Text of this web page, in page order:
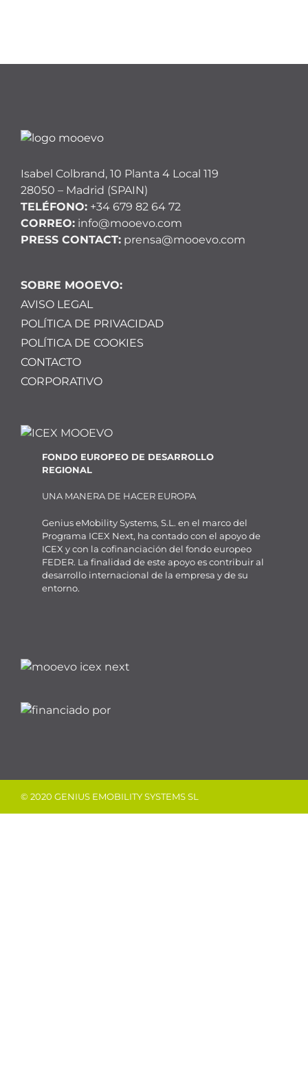
Isabel Colbrand, 10 Planta 4 Local 119
28050 – Madrid (SPAIN)
TELÉFONO: +34 679 82 64 72
CORREO: info@mooevo.com
PRESS CONTACT: prensa@mooevo.com
SOBRE MOOEVO:
AVISO LEGAL
POLÍTICA DE PRIVACIDAD
POLÍTICA DE COOKIES
CONTACTO
CORPORATIVO
FONDO EUROPEO DE DESARROLLO
REGIONAL
UNA MANERA DE HACER EUROPA
Genius eMobility Systems, S.L. en el marco del
Programa ICEX Next, ha contado con el apoyo de
ICEX y con la cofinanciación del fondo europeo
FEDER. La finalidad de este apoyo es contribuir al
desarrollo internacional de la empresa y de su
entorno.
© 2020 GENIUS EMOBILITY SYSTEMS SL